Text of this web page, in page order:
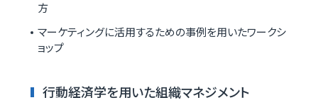
方
マーケティングに活用するための事例を用いたワークシ
ョップ
行動経済学を用いた組織マネジメント